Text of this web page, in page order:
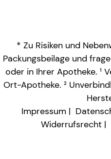
* Zu Risiken und
Packungsbeilage und
oder in Ihrer Apotheke. ¹
Ort-Apotheke. ²
Impressum
Widerrufsrecht